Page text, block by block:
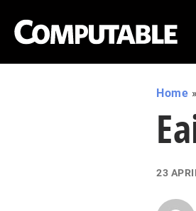
Home »
23